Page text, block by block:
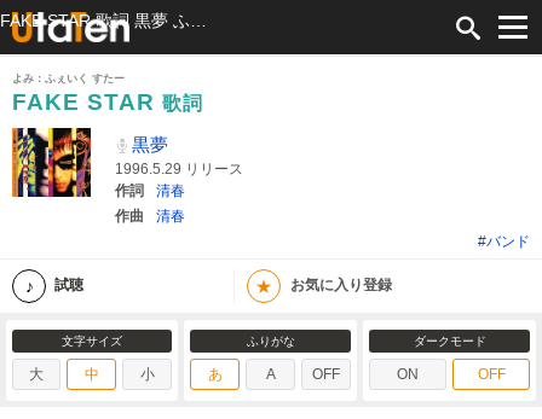
よみ：ふぇいく すたー
FAKE STAR 歌詞
黒夢
1996.5.29 リリース
作詞
清春
作曲
清春
#バンド
試聴 ★ お気に入り登録
文字サイズ
大 中 小
ふりがな
あ A OFF
ダークモード
ON OFF